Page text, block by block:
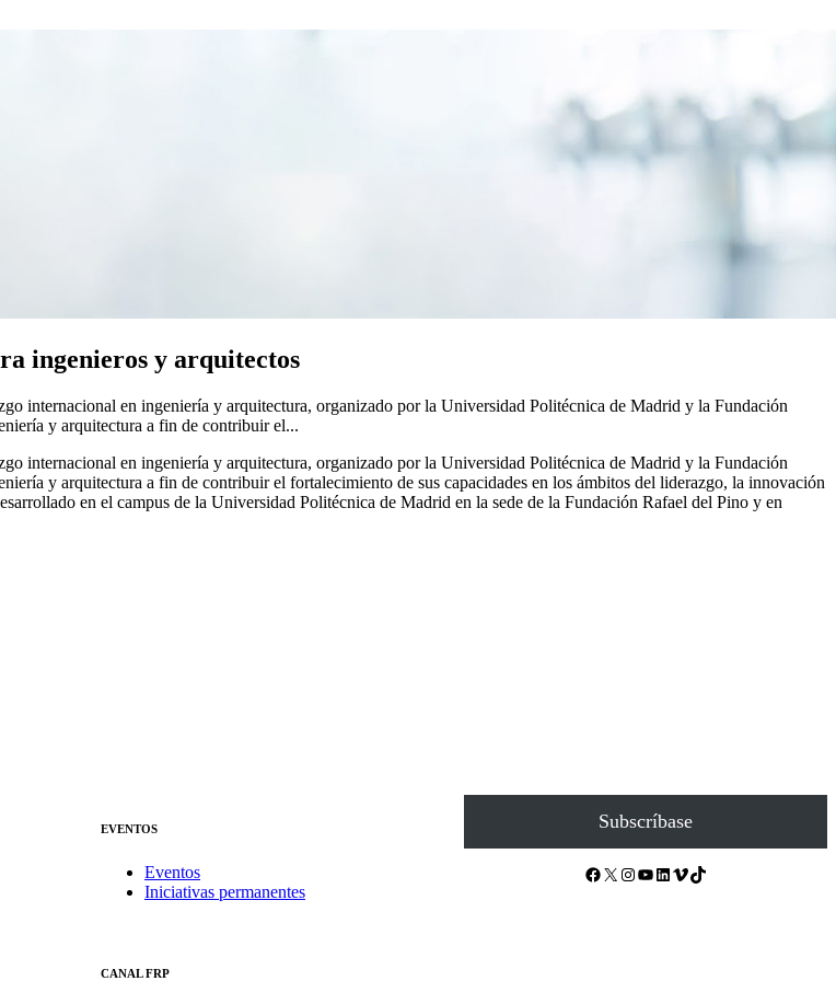
ingenieros y arquitectos
internacional en ingeniería y arquitectura, organizado por la Universidad Politécnica de Madrid y la Fundación
y arquitectura a fin de contribuir el...
internacional en ingeniería y arquitectura, organizado por la Universidad Politécnica de Madrid y la Fundación
y arquitectura a fin de contribuir el fortalecimiento de sus capacidades en los ámbitos del liderazgo, la innovación
en el campus de la Universidad Politécnica de Madrid en la sede de la Fundación Rafael del Pino y en
EVENTOS
Eventos
Iniciativas permanentes
Subscríbase
Facebook X Instagram YouTube LinkedIn Vimeo TikTok
CANAL FRP